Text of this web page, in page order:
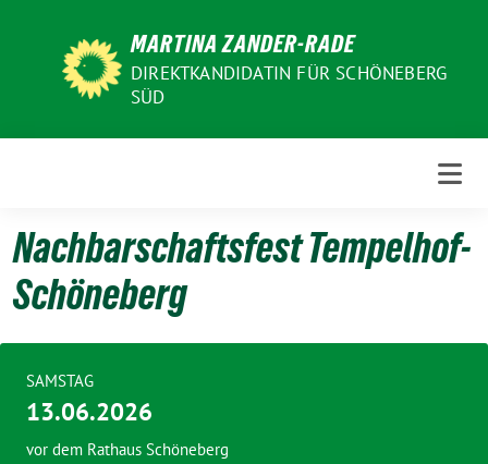
MARTINA ZANDER-RADE
DIREKTKANDIDATIN FÜR SCHÖNEBERG
SÜD
Nachbarschaftsfest Tempelhof-
Schöneberg
SAMSTAG
13.06.2026
vor dem Rathaus Schöneberg